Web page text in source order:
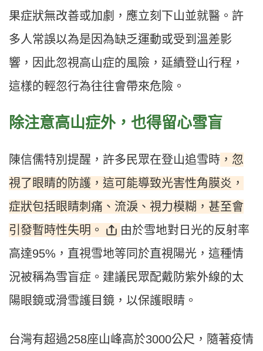
果症狀無改善或加劇，應立刻下山並就醫。許
多人常誤以為是因為缺乏運動或受到溫差影
響，因此忽視高山症的風險，延續登山行程，
這樣的輕忽行為往往會帶來危險。
除注意高山症外，也得留心雪盲
陳信儒特別提醒，許多民眾在登山追雪時 ，忽
視了眼睛的防護，這可能導致光害性角膜炎，
症狀包括眼睛刺痛、流淚、視力模糊，甚至會
引發暫時性失明。
由於雪地對日光的反射率
高達95%，直視雪地等同於直視陽光，這種情
況被稱為雪盲症。建議民眾配戴防紫外線的太
陽眼鏡或滑雪護目鏡，以保護眼睛。
台灣有超過258座山峰高於3000公尺，隨著疫情